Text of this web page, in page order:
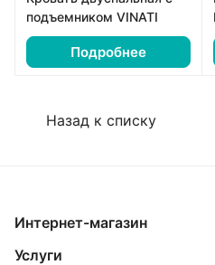
подъемником VINATI
Подробнее
Назад к списку
Интернет-магазин
Услуги